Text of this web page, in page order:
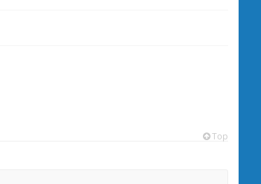
Top